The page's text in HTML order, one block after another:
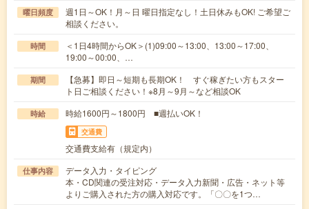
曜日頻度
週1日～OK！月～日 曜日指定なし！土日休みもOK! ご希望ご
相談ください。
時間
＜1日4時間からOK＞(1)09:00～13:00、13:00～17:00、
19:00～00:00、…
期間
【急募】即日～短期も長期OK！ すぐ稼ぎたい方もスター
ト日ご相談ください！※8月～9月～など相談OK
時給 時給1600円～1800円 ■週払いOK！
交通費
交通費支給有（規定内）
仕事内容
データ入力・タイピング
本・CD関連の受注対応・データ入力新聞・広告・ネット等
よりご購入された方の購入対応です。「〇〇を1つ…